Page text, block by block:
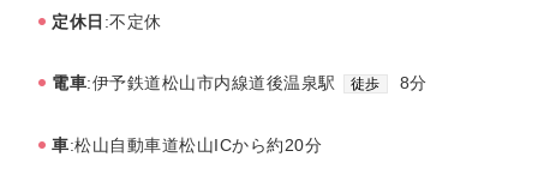
定休日 :不定休
電車:伊予鉄道松山市内線道後温泉駅 徒歩 8分
車:松山自動車道松山ICから約20分